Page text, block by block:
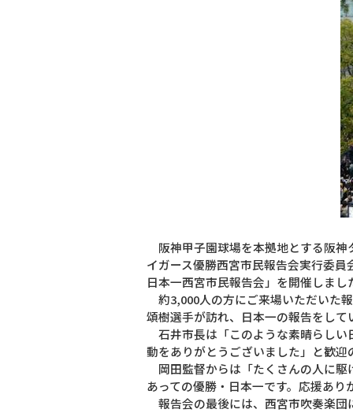
阪神甲子園球場を本拠地とする阪神
イガース優勝西宮市民報告会実行委
日本一西宮市民報告会」を開催しまし
約3,000人の方にご来場いただいた
頌樹選手が訪れ、日本一の報告をして
石井市長は「このような素晴らしい
動をありがとうございました」と歓迎
岡田監督からは「たくさんの人に駆
あっての優勝・日本一です。応援あ
報告会の最後には、西宮市吹奏楽団